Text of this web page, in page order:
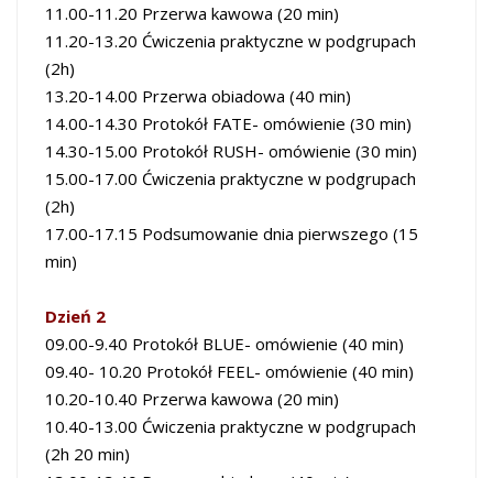
11.00-11.20 Przerwa kawowa (20 min)
11.20-13.20 Ćwiczenia praktyczne w podgrupach
(2h)
13.20-14.00 Przerwa obiadowa (40 min)
14.00-14.30 Protokół FATE- omówienie (30 min)
14.30-15.00 Protokół RUSH- omówienie (30 min)
15.00-17.00 Ćwiczenia praktyczne w podgrupach
(2h)
17.00-17.15 Podsumowanie dnia pierwszego (15
min)
Dzień 2
09.00-9.40 Protokół BLUE- omówienie (40 min)
09.40- 10.20 Protokół FEEL- omówienie (40 min)
10.20-10.40 Przerwa kawowa (20 min)
10.40-13.00 Ćwiczenia praktyczne w podgrupach
(2h 20 min)